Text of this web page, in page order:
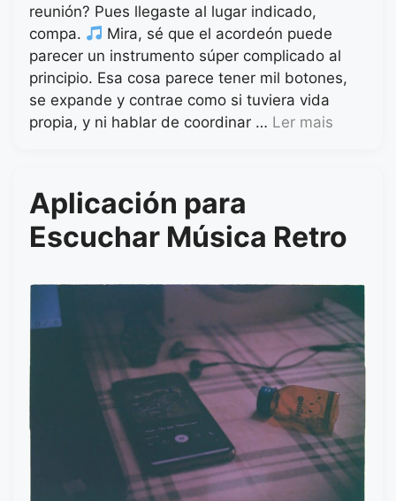
reunión? Pues llegaste al lugar indicado,
compa.
Mira, sé que el acordeón puede
parecer un instrumento súper complicado al
principio. Esa cosa parece tener mil botones,
se expande y contrae como si tuviera vida
propia, y ni hablar de coordinar … Ler mais
Aplicación para
Escuchar Música Retro